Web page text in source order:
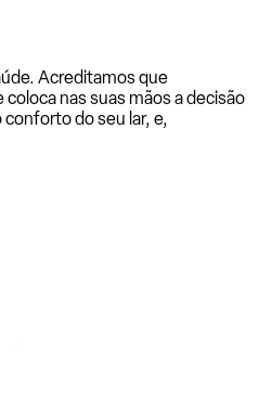
Acreditamos que
nas suas mãos a decisão
do seu lar, e,